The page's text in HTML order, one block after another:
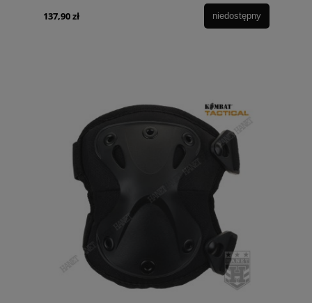
137,90 zł niedostępny